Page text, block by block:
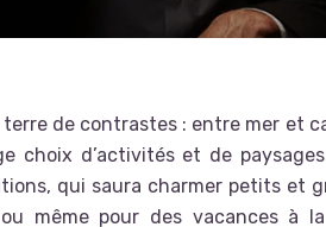
de contrastes : entre mer et
choix d’activités et de
qui saura charmer petits et
même pour des vacances à